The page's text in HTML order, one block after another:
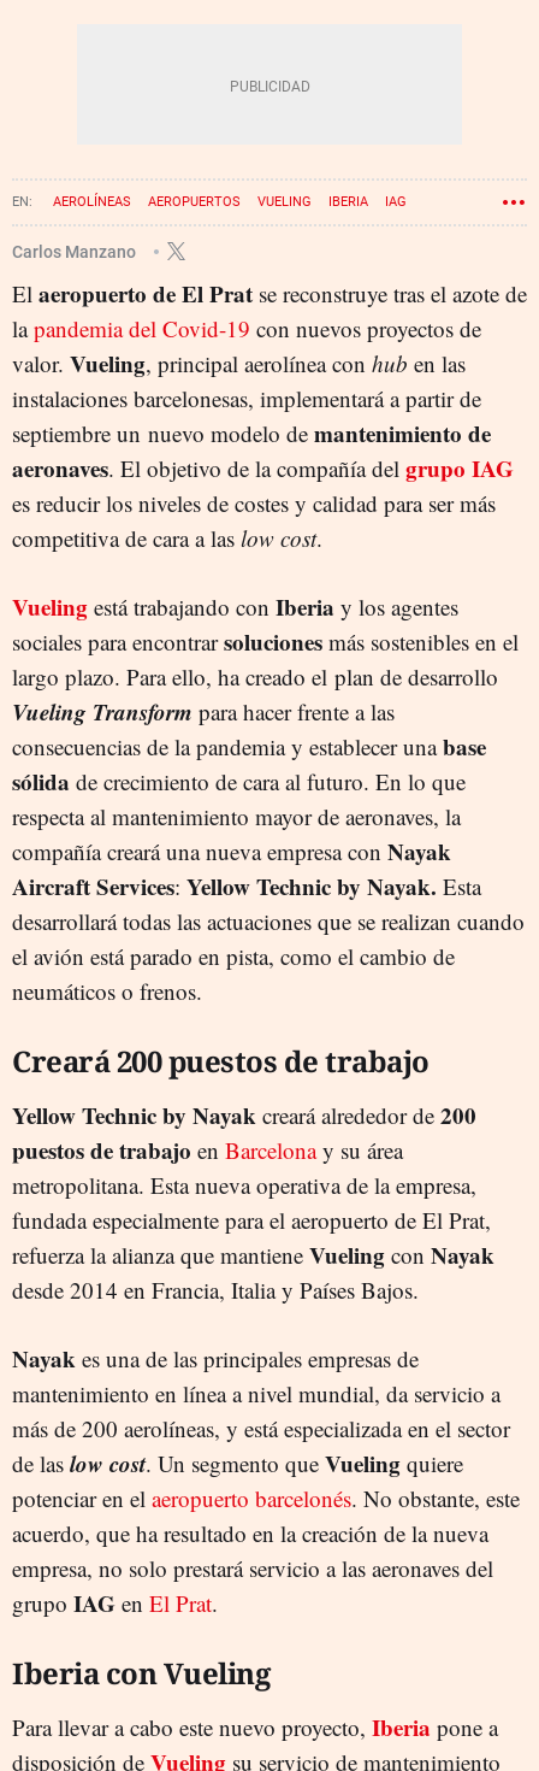
AEROLÍNEAS AEROPUERTOS VUELING IBERIA IAG
Carlos Manzano
El aeropuerto de El Prat se reconstruye tras el azote de
lapandemia del Covid-19 con nuevos proyectos de
valor. Vueling, principal aerolínea con hub en las
instalaciones barcelonesas, implementará a partir de
septiembre un nuevo modelo de mantenimiento de
aeronaves. El objetivo de la compañía del grupo IAG
es reducir los niveles de costes y calidad para ser más
competitiva de cara a las low cost.
Vueling está trabajando con Iberia y los agentes
sociales para encontrarsoluciones más sostenibles en el
largo plazo. Para ello, ha creado el plan de desarrollo
Vueling Transform para hacer frente a las
consecuencias de la pandemia y establecer unabase
sólida de crecimiento de cara al futuro. En lo que
respecta al mantenimiento mayor de aeronaves, la
compañía creará una nueva empresa con Nayak
Aircraft Services: Yellow Technic by Nayak. Esta
desarrollará todas las actuaciones que se realizan cuando
el avión está parado en pista, como el cambio de
neumáticos o frenos.
Creará 200 puestos de trabajo
Yellow Technic by Nayak creará alrededor de 200
puestos de trabajo en Barcelonay su área
metropolitana. Esta nueva operativa de la empresa,
fundada especialmente para el aeropuerto de El Prat,
refuerza la alianza que mantiene Vueling con Nayak
desde 2014 en Francia, Italia y Países Bajos.
Nayak es una de las principales empresas de
mantenimiento en línea a nivel mundial, da servicio a
más de 200 aerolíneas, y está especializada en el sector
de las low cost. Un segmento que Vueling quiere
potenciar en el aeropuerto barcelonés. No obstante, este
acuerdo, que ha resultado en la creación de la nueva
empresa, no solo prestará servicio a las aeronaves del
grupo IAG en El Prat.
Iberia con Vueling
Para llevar a cabo este nuevo proyecto, Iberia pone a
disposición de Vueling su servicio de mantenimiento